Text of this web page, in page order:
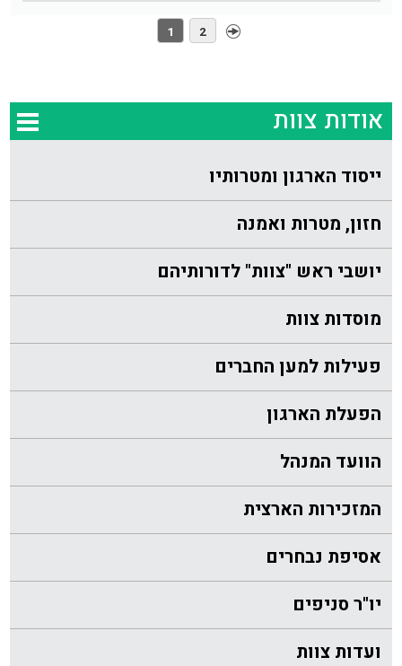
1 2
אודות צוות
ייסוד הארגון ומטרותיו
חזון, מטרות ואמנה
יושבי ראש "צוות" לדורותיהם
מוסדות צוות
פעילות למען החברים
הפעלת הארגון
הוועד המנהל
המזכירות הארצית
אסיפת נבחרים
יו"ר סניפים
ועדות צוות